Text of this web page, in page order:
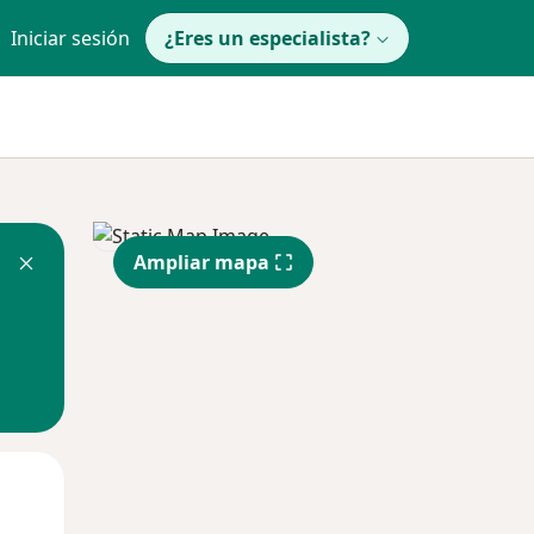
Iniciar sesión ¿Eres un especialista?
Ampliar mapa